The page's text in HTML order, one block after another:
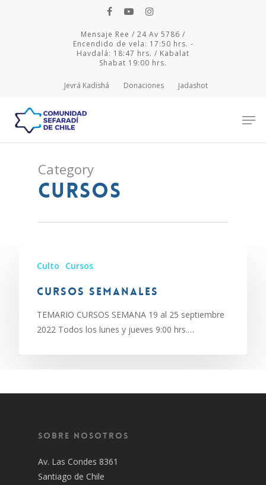
Mensaje Ree / 24 Av 5786 /
Encendido de vela: 17:50 hrs. -
Havdalá: 18:47 hrs. / Kabalat
Shabat 19:00 hrs.
Jevrá Kadishá Donaciones Jadashot
Hit enter to search or ESC to close
Category
Cursos
Culto Cursos
Cursos semanales
TEMARIO CURSOS SEMANA 19 al 25 septiembre
2022 Todos los lunes y jueves 9:00 hrs.…
Sobre Nosotros
Av. Las Condes 8361
Santiago de Chile